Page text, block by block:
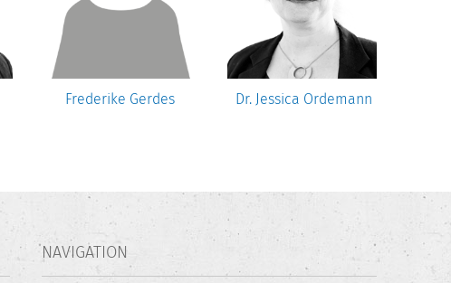
Frederike Gerdes Dr. Jessica Ordemann
NAVIGATION